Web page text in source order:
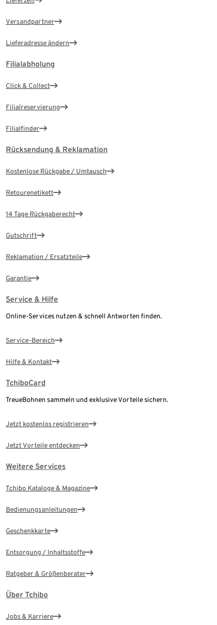
Versandpartner
Lieferadresse ändern
Filialabholung
Click & Collect
Filialreservierung
Filialfinder
Rücksendung & Reklamation
Kostenlose Rückgabe / Umtausch
Retourenetikett
14 Tage Rückgaberecht
Gutschrift
Reklamation / Ersatzteile
Garantie
Service & Hilfe
Online-Services nutzen & schnell Antworten finden.
Service-Bereich
Hilfe & Kontakt
TchiboCard
TreueBohnen sammeln und exklusive Vorteile sichern.
Jetzt kostenlos registrieren
Jetzt Vorteile entdecken
Weitere Services
Tchibo Kataloge & Magazine
Bedienungsanleitungen
Geschenkkarte
Entsorgung / Inhaltsstoffe
Ratgeber & Größenberater
Über Tchibo
Jobs & Karriere